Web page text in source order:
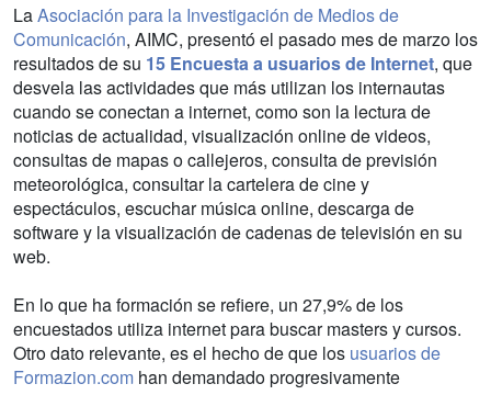
LaAsociación para la Investigación de Medios de
Comunicación, AIMC, presentó el pasado mes de marzo los
resultados de su 15 Encuesta a usuarios de Internet, que
desvela las actividades que más utilizan los internautas
cuando se conectan a internet, como son la lectura de
noticias de actualidad, visualización online de videos,
consultas de mapas o callejeros, consulta de previsión
meteorológica, consultar la cartelera de cine y
espectáculos, escuchar música online, descarga de
software y la visualización de cadenas de televisión en su
web.
En lo que ha formación se refiere, un 27,9% de los
encuestados utiliza internet para buscar masters y cursos.
Otro dato relevante, es el hecho de que los usuarios de
Formazion.com han demandado progresivamente